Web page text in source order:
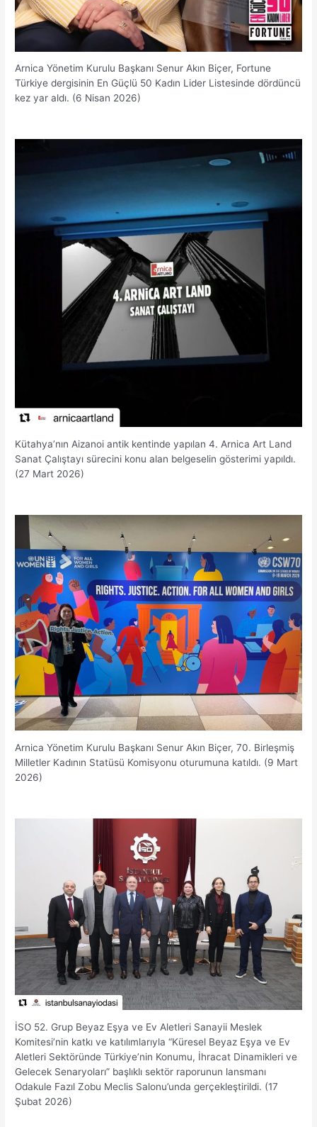
Arnica Yönetim Kurulu Başkanı Senur Akın Biçer, Fortune
Türkiye dergisinin En Güçlü 50 Kadın Lider Listesinde dördüncü
kez yar aldı. (6 Nisan 2026)
Kütahya’nın Aizanoi antik kentinde yapılan 4. Arnica Art Land
Sanat Çalıştayı sürecini konu alan belgeselin gösterimi yapıldı.
(27 Mart 2026)
Arnica Yönetim Kurulu Başkanı Senur Akın Biçer, 70. Birleşmiş
Milletler Kadının Statüsü Komisyonu oturumuna katıldı. (9 Mart
2026)
İSO 52. Grup Beyaz Eşya ve Ev Aletleri Sanayii Meslek
Komitesi’nin katkı ve katılımlarıyla “Küresel Beyaz Eşya ve Ev
Aletleri Sektöründe Türkiye’nin Konumu, İhracat Dinamikleri ve
Gelecek Senaryoları” başlıklı sektör raporunun lansmanı
Odakule Fazıl Zobu Meclis Salonu’unda gerçekleştirildi. (17
Şubat 2026)